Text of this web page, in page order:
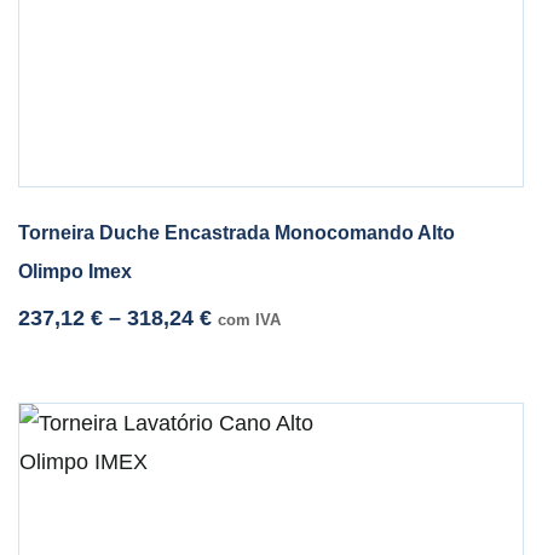
Torneira Duche Encastrada Monocomando Alto
Olimpo Imex
237,12 € – 318,24 € com IVA